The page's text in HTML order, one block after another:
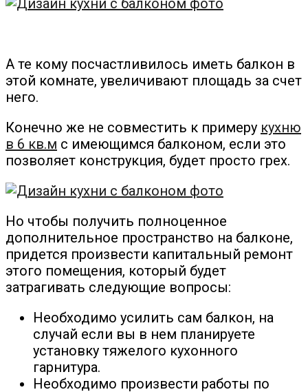
А те кому посчастливилось иметь балкон в
этой комнате, увеличивают площадь за счет
него.
Конечно же не совместить к примеру кухню
в 6 кв.м с имеющимся балконом, если это
позволяет конструкция, будет просто грех.
Но чтобы получить полноценное
дополнительное пространство на балконе,
придется произвести капитальный ремонт
этого помещения, который будет
затрагивать следующие вопросы:
Необходимо усилить сам балкон, на
случай если вы в нем планируете
установку тяжелого кухонного
гарнитура.
Необходимо произвести работы по